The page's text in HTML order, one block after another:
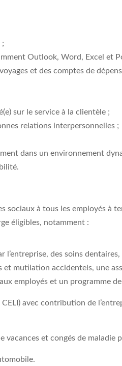
;
Outlook, Word, Excel et
et des comptes de
sur le service à la clientèle ;
relations interpersonnelles ;
dans un environnement
sociaux à tous les employés à
éligibles, notamment :
l’entreprise, des soins
et mutilation accidentels, une
employés et un programme
CELI) avec contribution de
vacances et congés de maladie